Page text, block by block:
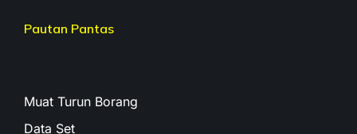
Pautan Pantas
Muat Turun Borang
Data Set